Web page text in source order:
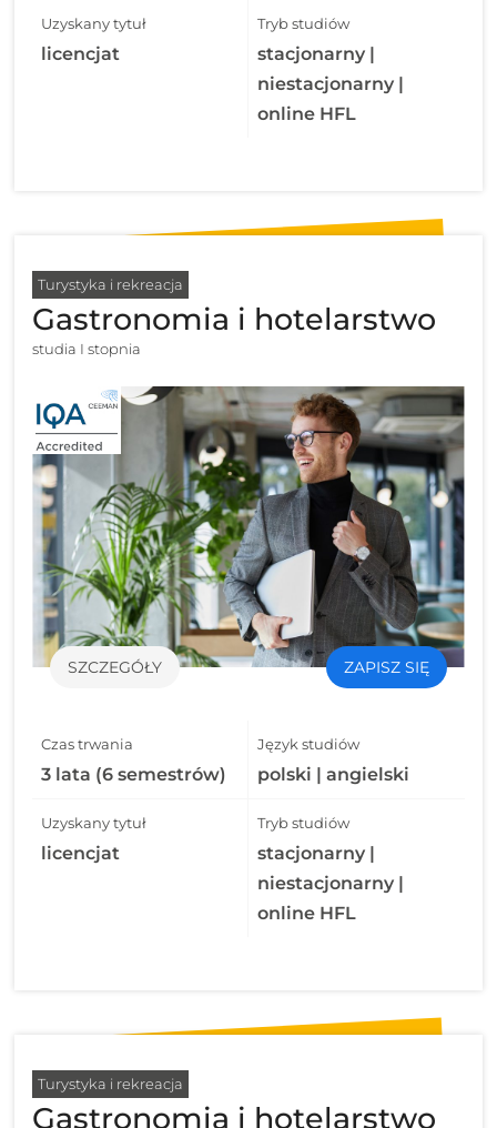
Uzyskany tytuł
licencjat
Tryb studiów
stacjonarny |
niestacjonarny |
online HFL
Turystyka i rekreacja
Gastronomia i hotelarstwo
studia I stopnia
SZCZEGÓŁY ZAPISZ SIĘ
Czas trwania
3 lata (6 semestrów)
Język studiów
polski | angielski
Uzyskany tytuł
licencjat
Tryb studiów
stacjonarny |
niestacjonarny |
online HFL
Turystyka i rekreacja
Gastronomia i hotelarstwo